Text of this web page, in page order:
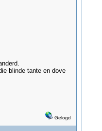
blinde tante en dove
Gelogd